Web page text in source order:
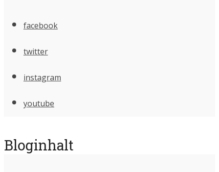
facebook
twitter
instagram
youtube
Bloginhalt